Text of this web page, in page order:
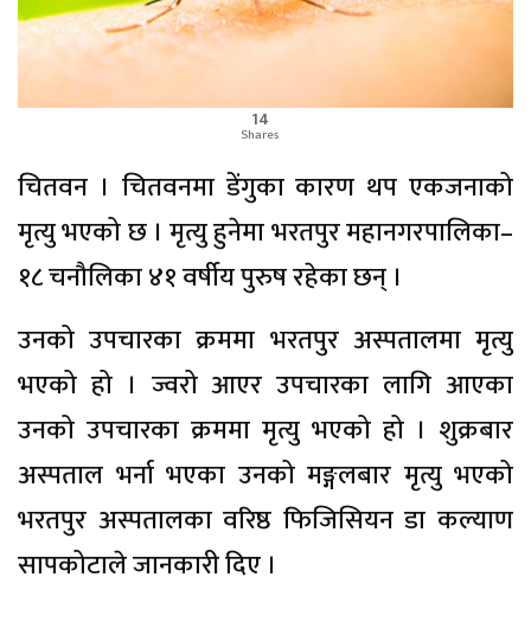
14
Shares
चितवन । चितवनमा डेंगुका कारण थप एकजनाको
मृत्यु भएको छ । मृत्यु हुनेमा भरतपुर महानगरपालिका–
१८ चनौलिका ४१ वर्षीय पुरुष रहेका छन् ।
उनको उपचारका क्रममा भरतपुर अस्पतालमा मृत्यु
भएको हो । ज्वरो आएर उपचारका लागि आएका
उनको उपचारका क्रममा मृत्यु भएको हो । शुक्रबार
अस्पताल भर्ना भएका उनको मङ्गलबार मृत्यु भएको
भरतपुर अस्पतालका वरिष्ठ फिजिसियन डा कल्याण
सापकोटाले जानकारी दिए ।